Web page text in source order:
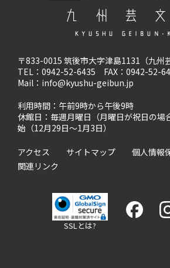
〒833-0015 筑後市大字津島1131（九州
TEL：0942-52-6435 FAX：0942-52-
Mail：info@kyushu-geibun.jp
利用時間：午前9時から午後9時
休館日：毎週月曜日（月曜日が祝日の場
始（12月29日〜1月3日）
アクセス サイトマップ
個人情報
関連リンク
SSLとは?